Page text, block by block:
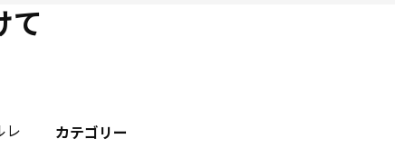
て
レ
カテゴリー